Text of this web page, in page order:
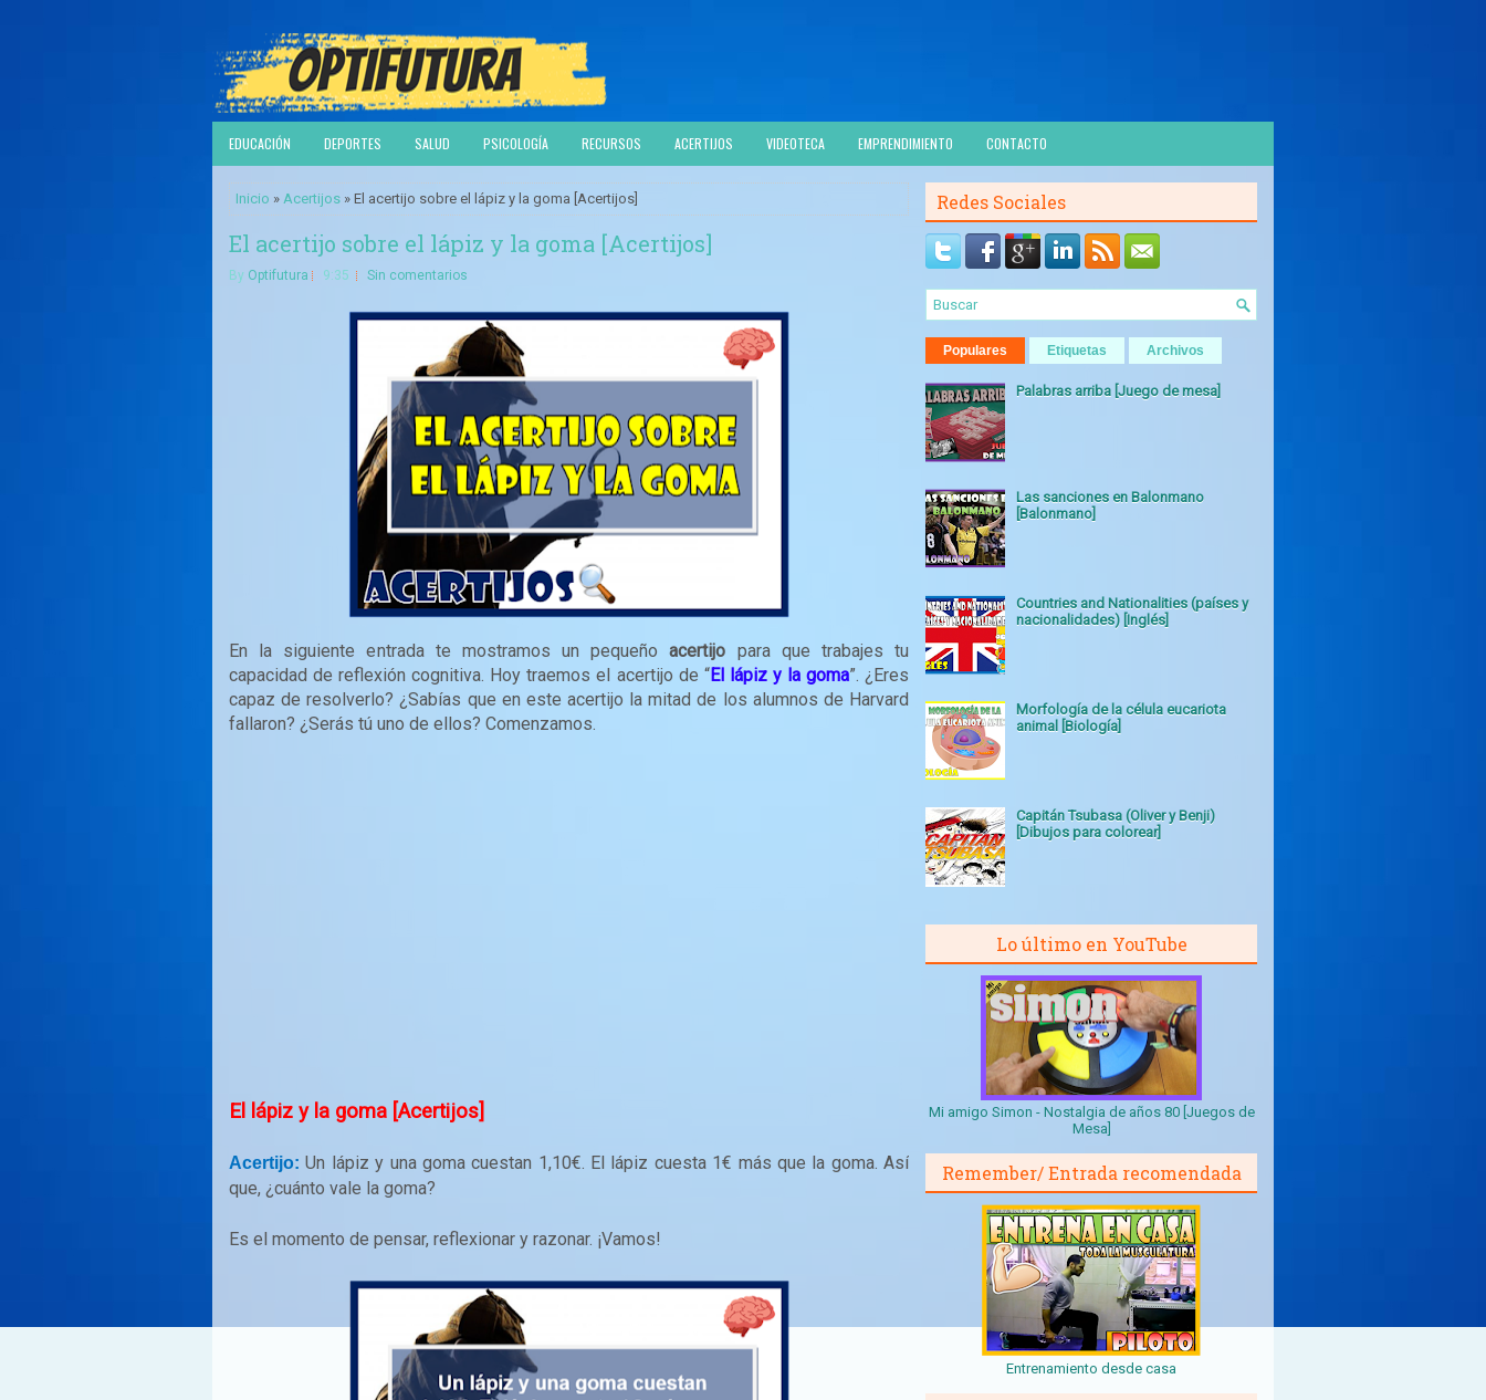
EDUCACIÓN DEPORTES SALUD PSICOLOGÍA RECURSOS ACERTIJOS VIDEOTECA EMPRENDIMIENTO CONTACTO
Inicio » Acertijos » El acertijo sobre el lápiz y la goma [Acertijos]
El acertijo sobre el lápiz y la goma [Acertijos]
By Optifutura 9:35 Sin comentarios
En la siguiente entrada te mostramos un pequeñoacertijo para que trabajes tu
capacidad de reflexión cognitiva. Hoy traemos el acertijo de “El lápiz y la goma”. ¿Eres
capaz de resolverlo? ¿Sabías que en este acertijo la mitad de los alumnos de Harvard
fallaron? ¿Serás tú uno de ellos? Comenzamos.
El lápiz y la goma [Acertijos]
Acertijo:Un lápiz y una goma cuestan 1,10€. El lápiz cuesta 1€ más que la goma. Así
que, ¿cuánto vale la goma?
Es el momento de pensar, reflexionar y razonar. ¡Vamos!
Redes Sociales
Populares Etiquetas Archivos
Palabras arriba [Juego de mesa]
Las sanciones en Balonmano
[Balonmano]
Countries and Nationalities (países y
nacionalidades) [Inglés]
Morfología de la célula eucariota
animal [Biología]
Capitán Tsubasa (Oliver y Benji)
[Dibujos para colorear]
Lo último en YouTube
Mi amigo Simon - Nostalgia de años 80 [Juegos de
Mesa]
Remember/ Entrada recomendada
Entrenamiento desde casa